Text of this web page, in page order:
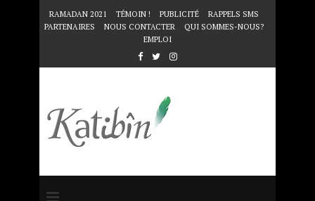
RAMADAN 2021 TÉMOIN ! PUBLICITÉ
RAPPELS SMS
PARTENAIRES
NOUS CONTACTER
QUI SOMMES-NOUS?
EMPLOI